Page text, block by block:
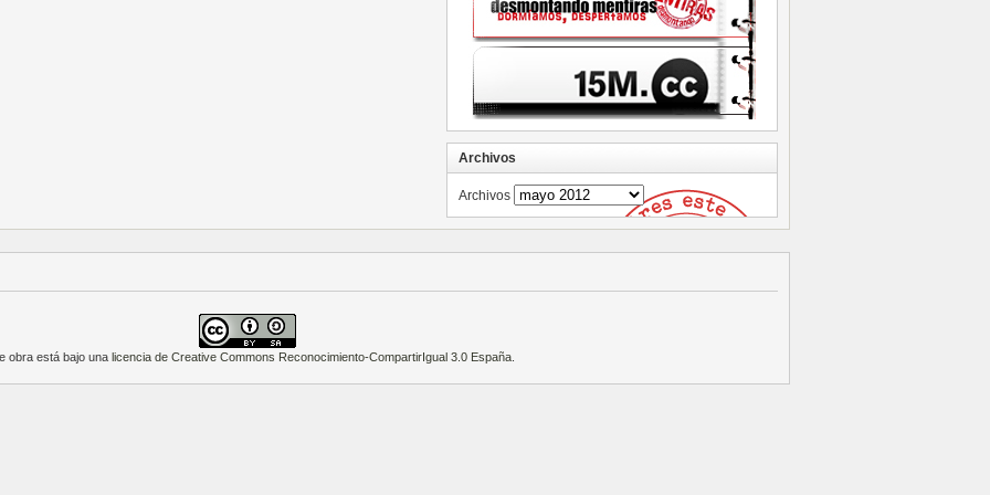
Archivos
Archivos
obra está bajo una licencia de Creative Commons Reconocimiento-CompartirIgual 3.0 España.